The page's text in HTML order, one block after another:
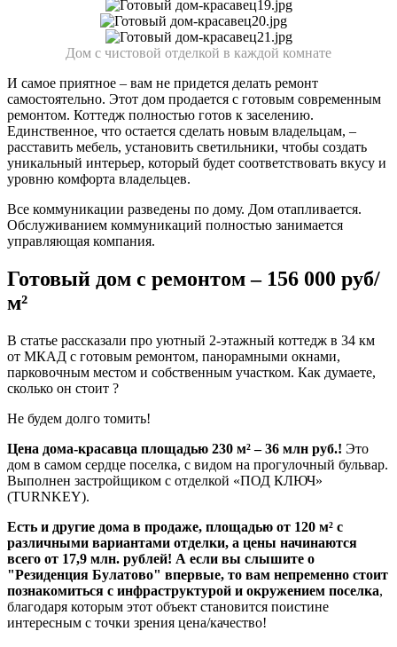
Дом с чистовой отделкой в каждой комнате
И самое приятное – вам не придется делать ремонт
самостоятельно. Этот дом продается с готовым современным
ремонтом. Коттедж полностью готов к заселению.
Единственное, что остается сделать новым владельцам, –
расставить мебель, установить светильники, чтобы создать
уникальный интерьер, который будет соответствовать вкусу и
уровню комфорта владельцев.
Все коммуникации разведены по дому. Дом отапливается.
Обслуживанием коммуникаций полностью занимается
управляющая компания.
Готовый дом с ремонтом – 156 000 руб/
м²
В статье рассказали про уютный 2-этажный коттедж в 34 км
от МКАД с готовым ремонтом, панорамными окнами,
парковочным местом и собственным участком. Как думаете,
сколько он стоит ?
Не будем долго томить!
Цена дома-красавца площадью 230 м² – 36 млн руб.! Это
дом в самом сердце поселка, с видом на прогулочный бульвар.
Выполнен застройщиком с отделкой «ПОД КЛЮЧ»
(TURNKEY).
Есть и другие дома в продаже, площадью от 120 м² с
различными вариантами отделки, а цены начинаются
всего от 17,9 млн. рублей! А если вы слышите о
"Резиденция Булатово" впервые, то вам непременно стоит
познакомиться с инфраструктурой и окружением поселка,
благодаря которым этот объект становится поистине
интересным с точки зрения цена/качество!